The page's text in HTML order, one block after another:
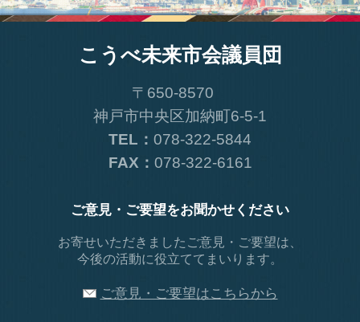
こうべ未来市会議員団
〒650-8570
神戸市中央区加納町6-5-1
TEL： 078-322-5844
FAX： 078-322-6161
ご意見・ご要望をお聞かせください
お寄せいただきましたご意見・ご要望は、
今後の活動に役立ててまいります。
ご意見・ご要望はこちらから